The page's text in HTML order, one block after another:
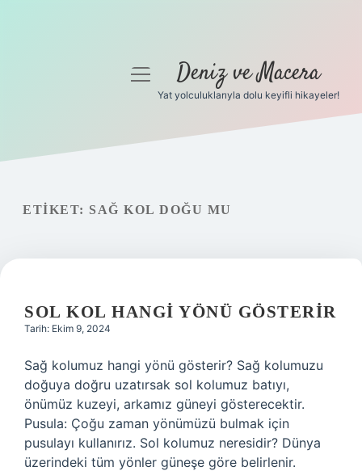
Gizlilik Politikası
menüyüDeniz ve Macera
Yat yolculuklarıyla dolu keyifli hikayeler!
ETIKET: SAĞ KOL DOĞU MU
SOL KOL HANGI YÖNÜ GÖSTERIR
Tarih: Ekim 9, 2024
Sağ kolumuz hangi yönü gösterir? Sağ kolumuzu
doğuya doğru uzatırsak sol kolumuz batıyı,
önümüz kuzeyi, arkamız güneyi gösterecektir.
Pusula: Çoğu zaman yönümüzü bulmak için
pusulayı kullanırız. Sol kolumuz neresidir? Dünya
üzerindeki tüm yönler güneşe göre belirlenir.